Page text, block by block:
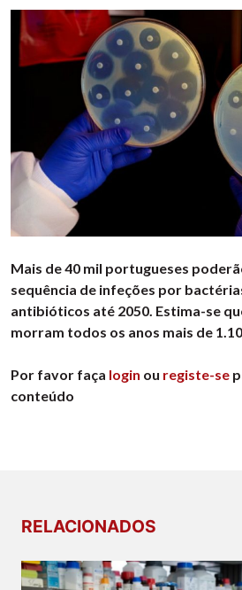
Mais de 40 mil portugueses
sequência de infeções por
antibióticos até 2050. Estima-se
morram todos os anos mais de
Por favor faça login ou registe-se
conteúdo
RELACIONADOS